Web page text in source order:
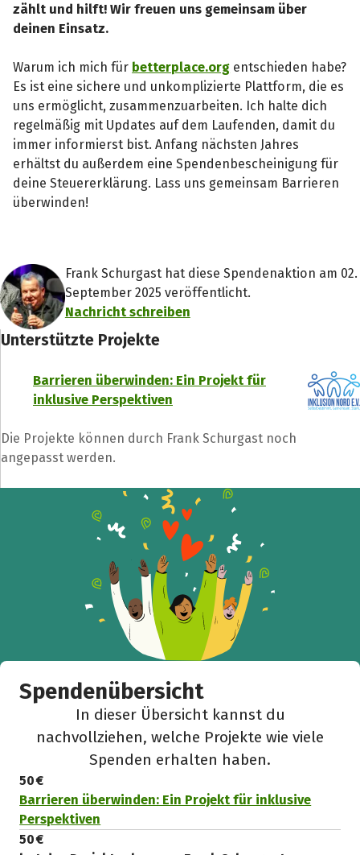
zählt und hilft! Wir freuen uns gemeinsam über
deinen Einsatz.
Warum ich mich für betterplace.org entschieden habe?
Es ist eine sichere und unkomplizierte Plattform, die es
uns ermöglicht, zusammenzuarbeiten. Ich halte dich
regelmäßig mit Updates auf dem Laufenden, damit du
immer informierst bist. Anfang nächsten Jahres
erhältst du außerdem eine Spendenbescheinigung für
deine Steuererklärung. Lass uns gemeinsam Barrieren
überwinden!
Frank Schurgast hat diese Spendenaktion am 02.
September 2025 veröffentlicht.
Nachricht schreiben
Unterstützte Projekte
Barrieren überwinden: Ein Projekt für
inklusive Perspektiven
Die Projekte können durch Frank Schurgast noch
angepasst werden.
Spendenübersicht
In dieser Übersicht kannst du
nachvollziehen, welche Projekte wie viele
Spenden erhalten haben.
50 €
Barrieren überwinden: Ein Projekt für inklusive
Perspektiven
50 €
Spendenempfänger
Schließen